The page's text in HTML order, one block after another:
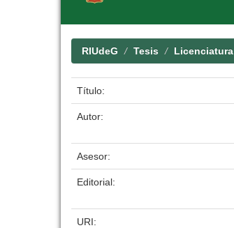
RIUdeG Tesis Licenciatura
Título:
Autor:
Asesor:
Editorial:
URI: